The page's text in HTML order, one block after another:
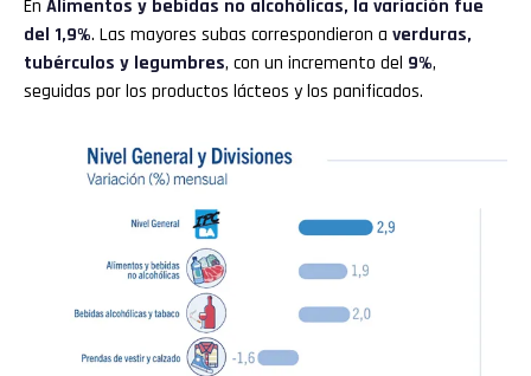
En Alimentos y bebidas no alcohólicas, la variación fue
del 1,9%. Las mayores subas correspondieron a verduras,
tubérculos y legumbres, con un incremento del 9%,
seguidas por los productos lácteos y los panificados.